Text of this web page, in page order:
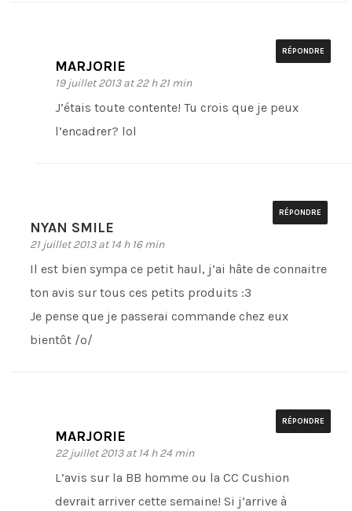
MARJORIE
19 juillet 2013 at 22 h 21 min
RÉPONDRE
J’étais toute contente! Tu crois que je peux
l’encadrer? lol
NYAN SMILE
21 juillet 2013 at 14 h 16 min
RÉPONDRE
Il est bien sympa ce petit haul, j’ai hâte de connaitre
ton avis sur tous ces petits produits :3
Je pense que je passerai commande chez eux
bientôt /o/
MARJORIE
22 juillet 2013 at 14 h 24 min
RÉPONDRE
L’avis sur la BB homme ou la CC Cushion
devrait arriver cette semaine! Si j’arrive à